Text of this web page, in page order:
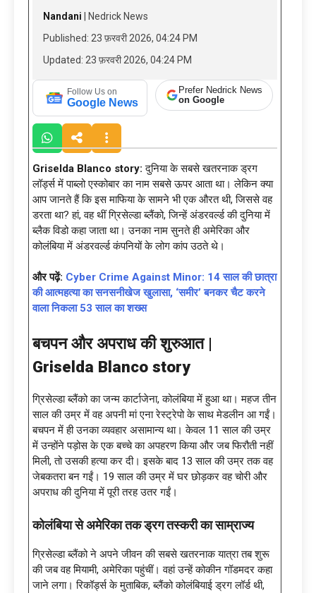
Nandani | Nedrick News
Published: 23 फ़रवरी 2026, 04:24 PM
Updated: 23 फ़रवरी 2026, 04:24 PM
Follow Us on
Google News
Prefer Nedrick News
on Google
Griselda Blanco story:दुनिया के सबसे खतरनाक ड्रग
लॉर्ड्स में पाब्लो एस्‍कोबार का नाम सबसे ऊपर आता था। लेकिन क्या
आप जानते हैं कि इस माफिया के सामने भी एक औरत थी, जिससे वह
डरता था? हां, वह थीं ग्रिसेल्डा ब्लैंको, जिन्हें अंडरवर्ल्ड की दुनिया में
ब्लैक विडो कहा जाता था। उनका नाम सुनते ही अमेरिका और
कोलंबिया में अंडरवर्ल्ड कंपनियों के लोग कांप उठते थे।
और पढ़ें: Cyber Crime Against Minor: 14 साल की छात्रा
की आत्महत्या का सनसनीखेज खुलासा, ‘समीर’ बनकर चैट करने
वाला निकला 53 साल का शख्स
बचपन और अपराध की शुरुआत |
Griselda Blanco story
ग्रिसेल्डा ब्लैंको का जन्म कार्टाजेना, कोलंबिया में हुआ था। महज तीन
साल की उम्र में वह अपनी मां एना रेस्ट्रेपो के साथ मेडलीन आ गईं।
बचपन में ही उनका व्यवहार असामान्य था। केवल 11 साल की उम्र
में उन्होंने पड़ोस के एक बच्चे का अपहरण किया और जब फिरौती नहीं
मिली, तो उसकी हत्या कर दी। इसके बाद 13 साल की उम्र तक वह
जेबकतरा बन गईं। 19 साल की उम्र में घर छोड़कर वह चोरी और
अपराध की दुनिया में पूरी तरह उतर गईं।
कोलंबिया से अमेरिका तक ड्रग तस्करी का साम्राज्य
ग्रिसेल्डा ब्लैंको ने अपने जीवन की सबसे खतरनाक यात्रा तब शुरू
की जब वह मियामी, अमेरिका पहुंचीं। वहां उन्हें कोकीन गॉडमदर कहा
जाने लगा। रिकॉर्ड्स के मुताबिक, ब्लैंको कोलंबियाई ड्रग लॉर्ड थी,